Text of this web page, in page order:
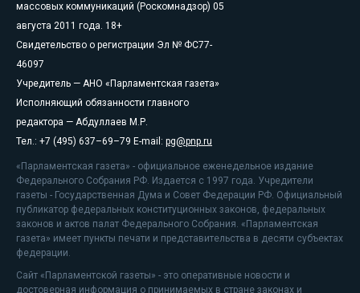
массовых коммуникаций (Роскомнадзор) 05
августа 2011 года. 18+
Свидетельство о регистрации Эл № ФС77-
46097
Учредитель — АНО «Парламентская газета»
Исполняющий обязанности главного
редактора — Абдуллаев М.Р.
Тел.: +7 (495) 637–69–79 E-mail: pg@pnp.ru
«Парламентская газета» - официальное еженедельное издание
Федерального Собрания РФ. Издается с 1997 года. Учредители
газеты - Государственная Дума и Совет Федерации РФ. Официальный
публикатор федеральных конституционных законов, федеральных
законов и актов палат Федерального Собрания. «Парламентская
газета» имеет пункты печати и представительства в десяти субъектах
федерации.
Сайт «Парламентской газеты» - это оперативные новости и
достоверная информация о принимаемых в стране законах и